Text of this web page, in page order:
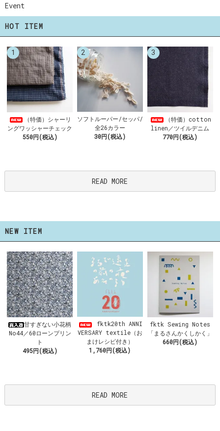
Event
HOT ITEM
1
（特価）シャーリ
ングワッシャーチェック
550円(税込)
2
ソフトルーパー/セッパ/
全26カラー
30円(税込)
3
（特価）cotton
linen／ツイルデニム
770円(税込)
READ MORE
NEW ITEM
甘すぎない小花柄
No44／60ローンプリン
ト
495円(税込)
fktk20th ANNI
VERSARY textile（お
まけレシピ付き）
1,760円(税込)
fktk Sewing Notes
「まるさんかくしかく」
660円(税込)
READ MORE